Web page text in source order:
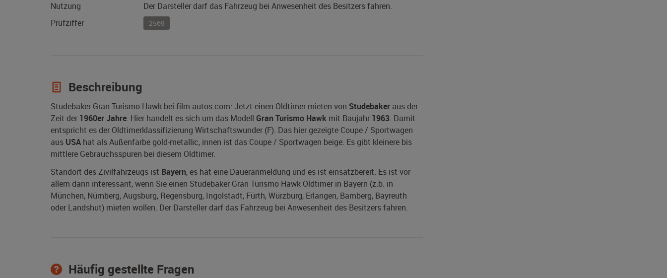
Nutzung
Der Darsteller darf das Fahrzeug bei Anwesenheit des Besitzers fahren.
Prüfziffer
2569
Beschreibung
Studebaker Gran Turismo Hawk bei film-autos.com: Jetzt einen Oldtimer mieten von Studebaker aus der
Zeit der 1960er Jahre. Hier handelt es sich um das Modell Gran Turismo Hawk mit Baujahr 1963. Damit
entspricht es der Oldtimerklassifizierung Wirtschaftswunder (F). Das hier gezeigte Coupe / Sportwagen
aus USA hat als Außenfarbe gold-metallic, innen ist das Coupe / Sportwagen beige. Es gibt kleinere bis
mittlere Gebrauchsspuren bei diesem Oldtimer.
Standort des Zivilfahrzeugs ist Bayern, es hat eine Daueranmeldung und es ist einsatzbereit. Es ist vor
allem dann interessant, wenn Sie einen Studebaker Gran Turismo Hawk Oldtimer in Bayern (z.b. in
München, Nürnberg, Augsburg, Regensburg, Ingolstadt, Fürth, Würzburg, Erlangen, Bamberg, Bayreuth
oder Landshut) mieten wollen. Der Darsteller darf das Fahrzeug bei Anwesenheit des Besitzers fahren.
Häufig gestellte Fragen